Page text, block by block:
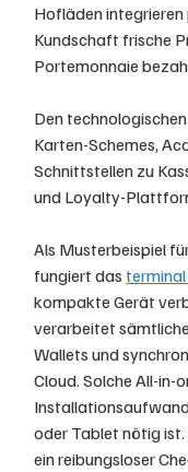
Hofläden
Kundschaft frische
Portemonnaie
Den
Karten-Schemes,
Schnittstellen zu
und Loyalty-
Als Musterbeispiel
fungiert das
kompakte Gerät
verarbeitet
Wallets und
Cloud. Solche All-in-
oder Tablet nötig
ein reibungsloser